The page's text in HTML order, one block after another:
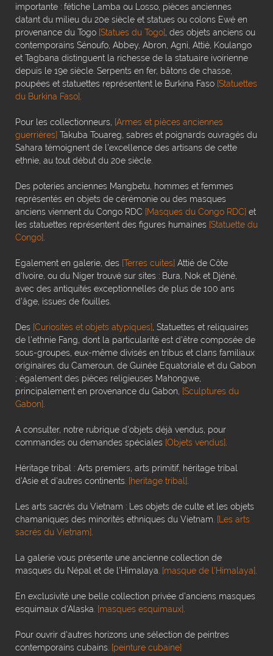
importante : fétiche Lamba ou Losso, pièces anciennes
datant du milieu du 20e siècle et statues ou colons Ewé en
provenance du Togo [Statues du Togo] , des objets anciens ou
contemporains Sénoufo, Abbey, Abron, Agni, Attié, Koulango
et Tagbana distinguent la richesse de la statuaire ivoirienne
depuis le 19e siècle. Serpents en fer, bâtons de chasse,
poupées et statuettes représentent le Burkina Faso [Statuettes
du Burkina Faso]
Pour les collectionneurs, [Armes et pièces anciennes
guerrières] Takuba Touareg, sabres et poignards ouvragés du
Sahara témoignent de l'excellence des artisans de cette
ethnie, au tout début du 20e siècle.
Des poteries anciennes Mangbetu, hommes et femmes
représentés en objets de cérémonie ou des masques
anciens viennent du Congo RDC [Masques du Congo RDC] et
les statuettes représentent des figures humaines [Statuette du
Congo]
Egalement en galerie, des [Terres cuites] Attié de Côte
d'Ivoire, ou du Niger trouvé sur sites : Bura, Nok et Djéné,
avec des antiquités exceptionnelles de plus de 100 ans
d'âge, issues de fouilles.
Des [Curiosités et objets atypiques] , Statuettes et reliquaires
de l'ethnie Fang, dont la particularité est d'être composée de
sous-groupes, eux-même divisés en tribus et clans familiaux
originaires du Cameroun, de Guinée Equatoriale et du Gabon
; également des pièces religieuses Mahongwe,
principalement en provenance du Gabon, [Sculptures du
Gabon]
A consulter, notre rubrique d'objets déjà vendus, pour
commandes ou demandes spéciales [Objets vendus]
Héritage tribal : Arts premiers, arts primitif, héritage tribal
d'Asie et d'autres continents. [heritage tribal]
Les arts sacrés du Vietnam : Les objets de culte et les objets
chamaniques des minorités ethniques du Vietnam. [Les arts
sacrés du Vietnam]
La galerie vous présente une ancienne collection de
masques du Népal et de l'Himalaya. [masque de l'Himalaya]
En exclusivité une belle collection privée d'anciens masques
esquimaux d'Alaska. [masques esquimaux]
Pour ouvrir d'autres horizons une sélection de peintres
contemporains cubains. [peinture cubaine]